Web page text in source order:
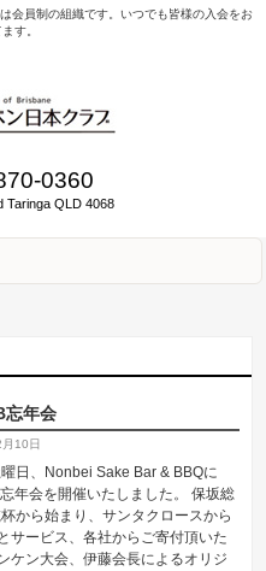
員制の組織です。いつでも皆様の入会をお
す。
0360
Taringa QLD 4068
年会
10日
日、Nonbei Sake Bar & BBQに
年会を開催いたしました。 保坂総
から始まり、サンタクロースから
サービス、各社からご寄付頂いた
ケン大会、伊藤会長によるオリジ